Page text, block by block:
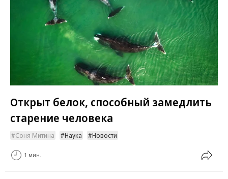
Открыт белок, способный замедлить
старение человека
Соня Митина Наука Новости
1 мин.